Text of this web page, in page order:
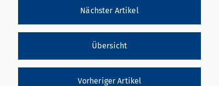
Nächster Artikel
Übersicht
Vorheriger Artikel